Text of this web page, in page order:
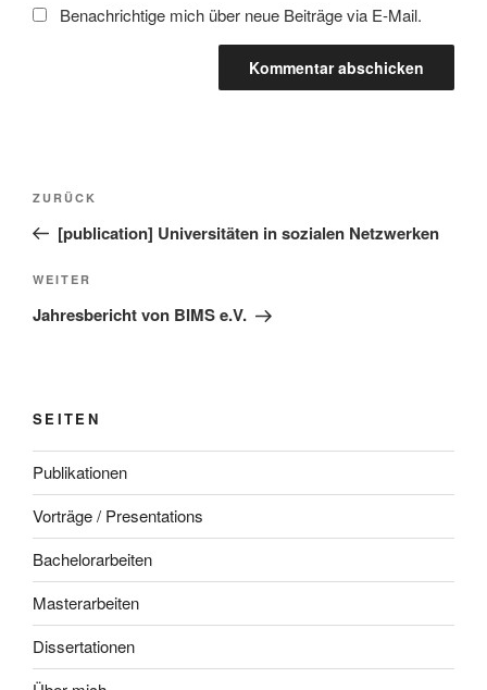
Benachrichtige mich über neue Beiträge via E-Mail.
Beitragsnavigation
Vorheriger
Beitrag
ZURÜCK
[publication] Universitäten in sozialen Netzwerken
Nächster
Beitrag
WEITER
Jahresbericht von BIMS e.V.
SEITEN
Publikationen
Vorträge / Presentations
Bachelorarbeiten
Masterarbeiten
Dissertationen